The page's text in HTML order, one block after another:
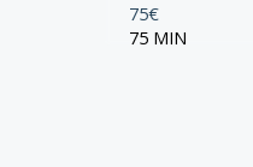
75€
75 MIN